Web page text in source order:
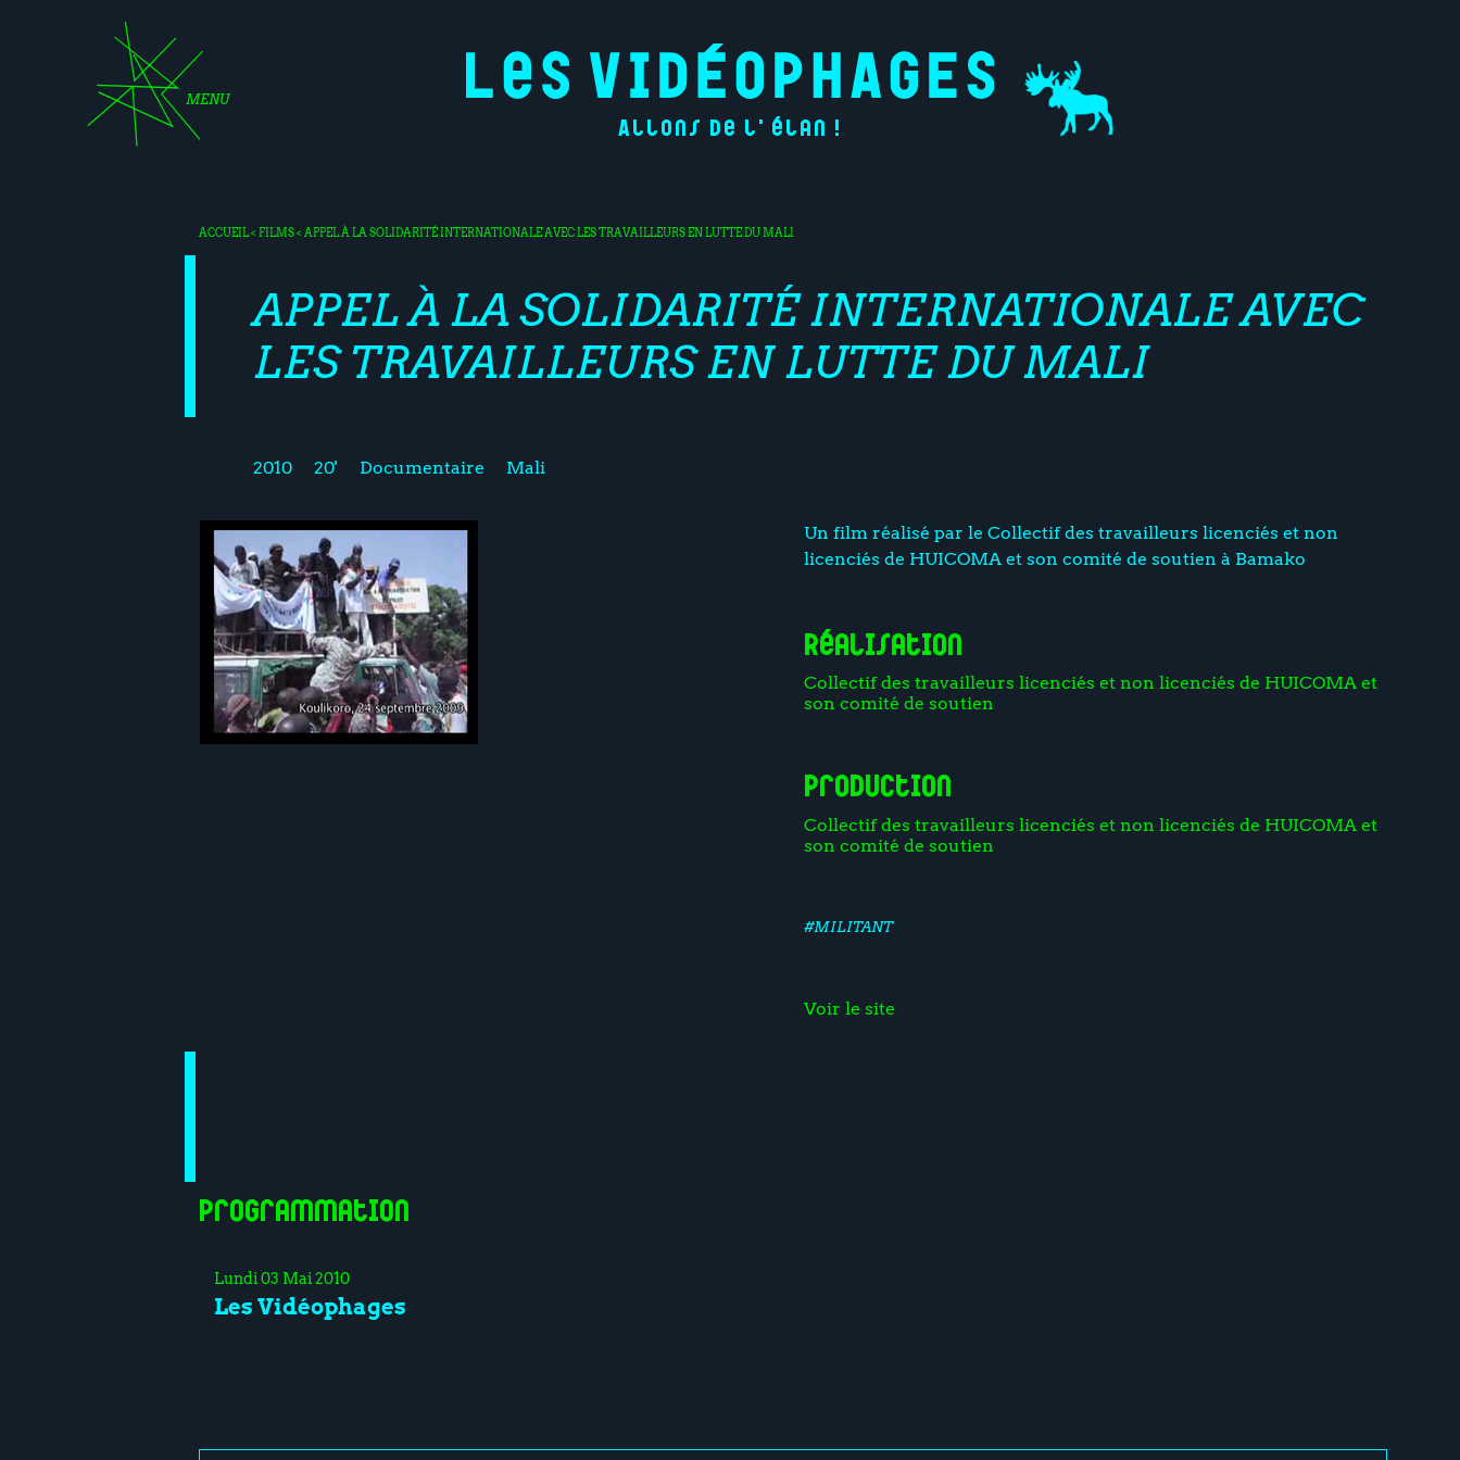
MENU
Allons de l'élan !
ACCUEIL<FILMS< APPEL À LA SOLIDARITÉ INTERNATIONALE AVEC LES TRAVAILLEURS EN LUTTE DU MALI
APPEL À LA SOLIDARITÉ INTERNATIONALE AVEC
LES TRAVAILLEURS EN LUTTE DU MALI
2010 20' Documentaire Mali
Un film réalisé par le Collectif des travailleurs licenciés et non
licenciés de HUICOMA et son comité de soutien à Bamako
Réalisation
Collectif des travailleurs licenciés et non licenciés de HUICOMA et
son comité de soutien
Production
Collectif des travailleurs licenciés et non licenciés de HUICOMA et
son comité de soutien
#MILITANT
Voir le site
Programmation
Lundi 03 Mai 2010
Les Vidéophages